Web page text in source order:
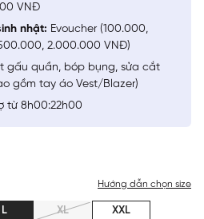
Hướng dẫn chọn size
L XL
XXL
VNĐ
nhật: Evoucher (100.000,
2.000.000 VNĐ)
gấu quần, bóp bụng, sửa cắt
gồm tay áo Vest/Blazer)
từ 8h00:22h00